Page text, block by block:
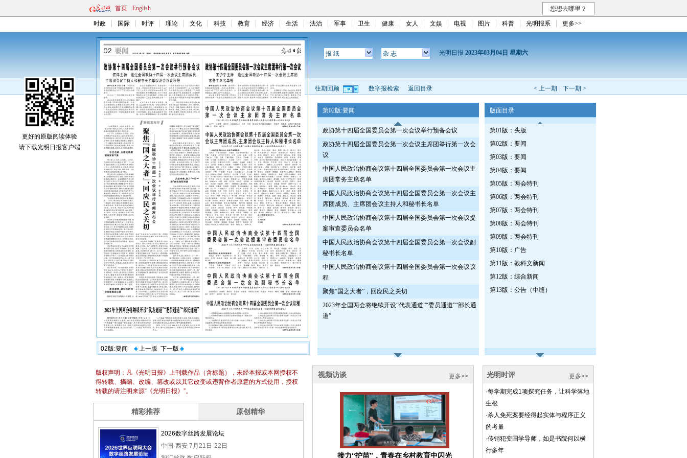
首页 English 您想去哪里？
时政 国际 时评 理论 文化 科技 教育 经济 生活 法治 军事 卫生 健康 女人 文娱 电视 图片 科普 光明报系 更多>>
02版:要闻 上一版 下一版
报 纸 杂 志 光明日报 2023年03月04日 星期六
< 上一期 下一期 >
往期回顾 数字报检索 返回目录
第02版:要闻
政协第十四届全国委员会第一次会议举行预备会议
政协第十四届全国委员会第一次会议主席团举行第一次会
议
中国人民政治协商会议第十四届全国委员会第一次会议主
席团常务主席名单
中国人民政治协商会议第十四届全国委员会第一次会议主
席团成员、主席团会议主持人和秘书长名单
中国人民政治协商会议第十四届全国委员会第一次会议提
案审查委员会名单
中国人民政治协商会议第十四届全国委员会第一次会议副
秘书长名单
中国人民政治协商会议第十四届全国委员会第一次会议议
程
聚焦“国之大者”，回应民之关切
2023年全国两会将继续开设“代表通道”“委员通道”“部长通
道”
版面目录
第01版：头版
第02版：要闻
第03版：要闻
第04版：要闻
第05版：两会特刊
第06版：两会特刊
第07版：两会特刊
第08版：两会特刊
第09版：两会特刊
第10版：广告
第11版：教科文新闻
第12版：综合新闻
第13版：公告（中缝）
更好的原版阅读体验
请下载光明日报客户端